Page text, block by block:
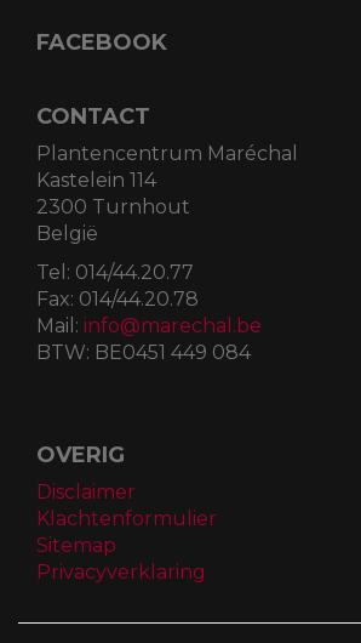
FACEBOOK
CONTACT
Plantencentrum Maréchal
Kastelein 114
2300 Turnhout
België
Tel: 014/44.20.77
Fax: 014/44.20.78
Mail: info@marechal.be
BTW: BE0451 449 084
OVERIG
Disclaimer
Klachtenformulier
Sitemap
Privacyverklaring